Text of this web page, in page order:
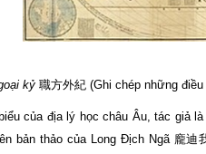
kỷ 職方外紀 (Ghi chép những
của địa lý học châu Âu, tác giả
bản thảo của Long Địch Ngã 龐